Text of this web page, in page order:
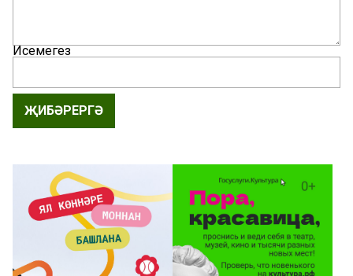
Исемегез
ҖИБӘРЕРГӘ